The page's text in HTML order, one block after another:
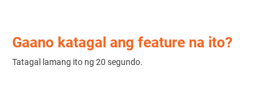
Gaano katagal ang feature na ito?
Tatagal lamang ito ng 20 segundo.